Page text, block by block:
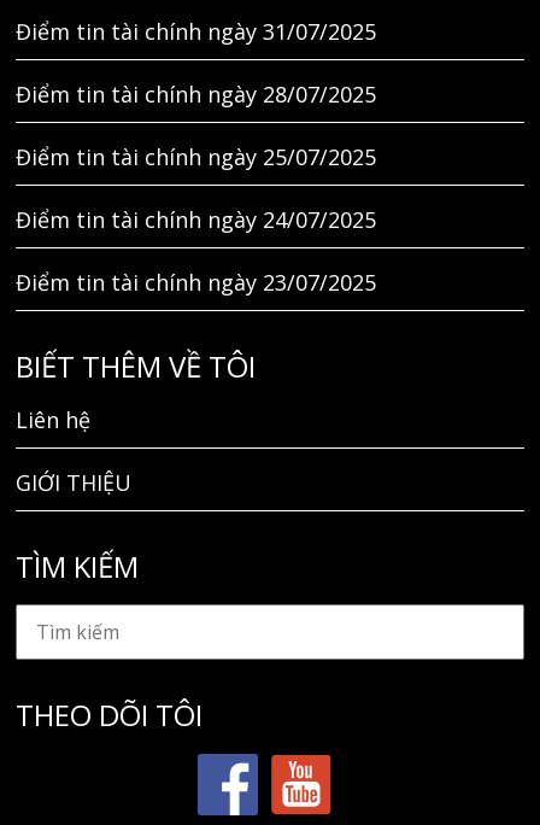
Điểm tin tài chính ngày 31/07/2025
Điểm tin tài chính ngày 28/07/2025
Điểm tin tài chính ngày 25/07/2025
Điểm tin tài chính ngày 24/07/2025
Điểm tin tài chính ngày 23/07/2025
BIẾT THÊM VỀ TÔI
Liên hệ
GIỚI THIỆU
TÌM KIẾM
THEO DÕI TÔI